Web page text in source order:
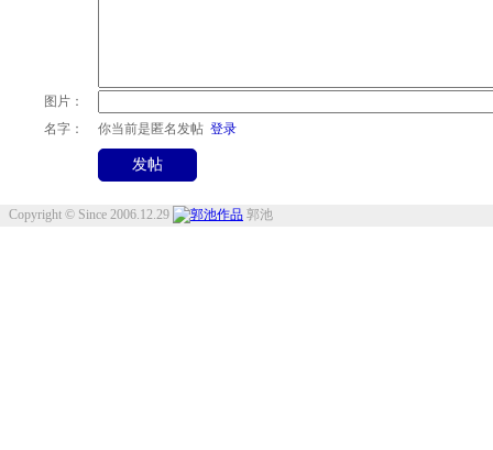
图片：
名字：
你当前是匿名发帖 登录
Copyright © Since 2006.12.29 郭池